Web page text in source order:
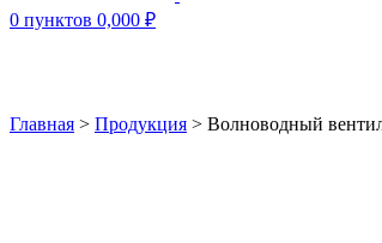
0 пунктов 0,000 ₽
Главная > Продукция > Волноводный